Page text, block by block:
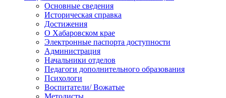
Основные сведения
Историческая справка
Достижения
О Хабаровском крае
Электронные паспорта доступности
Администрация
Начальники отделов
Педагоги дополнительного образования
Психологи
Воспитатели/ Вожатые
Методисты